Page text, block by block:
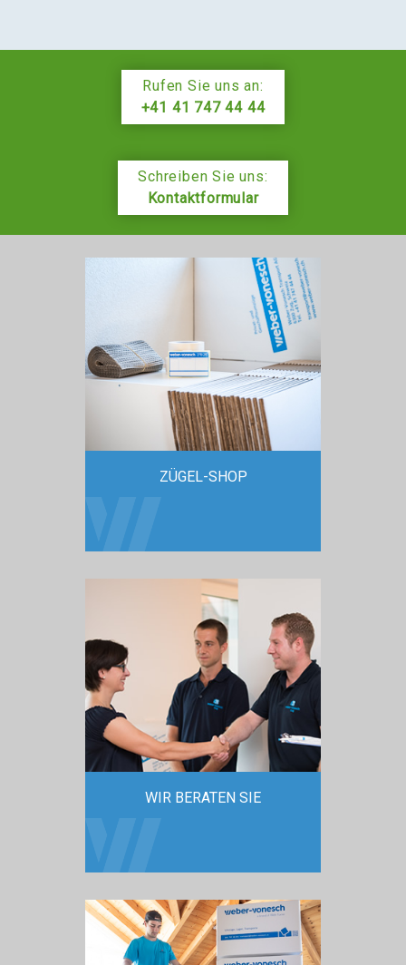
Rufen Sie uns an:
+41 41 747 44 44
Schreiben Sie uns:
Kontaktformular
ZÜGEL-SHOP
WIR BERATEN SIE